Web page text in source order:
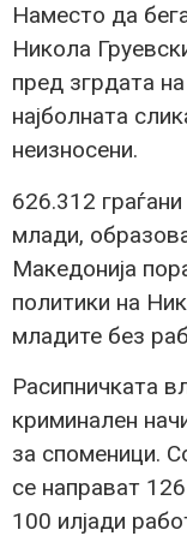
Наместо да
Никола
пред згрдата
најболната
неизносени.
626.312
млади,
Македонија
политики на
младите без
Расипничката
криминален
за споменици.
се направат
100 илјади